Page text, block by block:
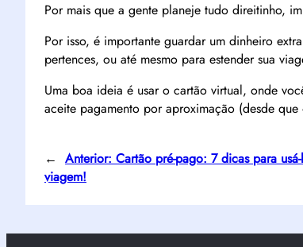
Por mais que a gente planeje tudo direitinho,
Por isso, é importante guardar um dinheiro
pertences, ou até mesmo para estender sua
Uma boa ideia é usar o cartão virtual, onde
aceite pagamento por aproximação (desde
← Anterior: Cartão pré-pago: 7 dicas para
viagem!